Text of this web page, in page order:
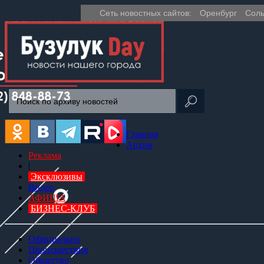
Сеть новостных сайтов: Оренбург
Главная
Архив
Реклама
Эксклюзивы
Видео
АФИША
БИЗНЕС-КЛУБ
Официально
Происшествия
Общество